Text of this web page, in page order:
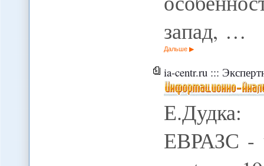
запад, …
Дальше
ia-centr.ru ::: Экспертная
ЕВРАЗС -